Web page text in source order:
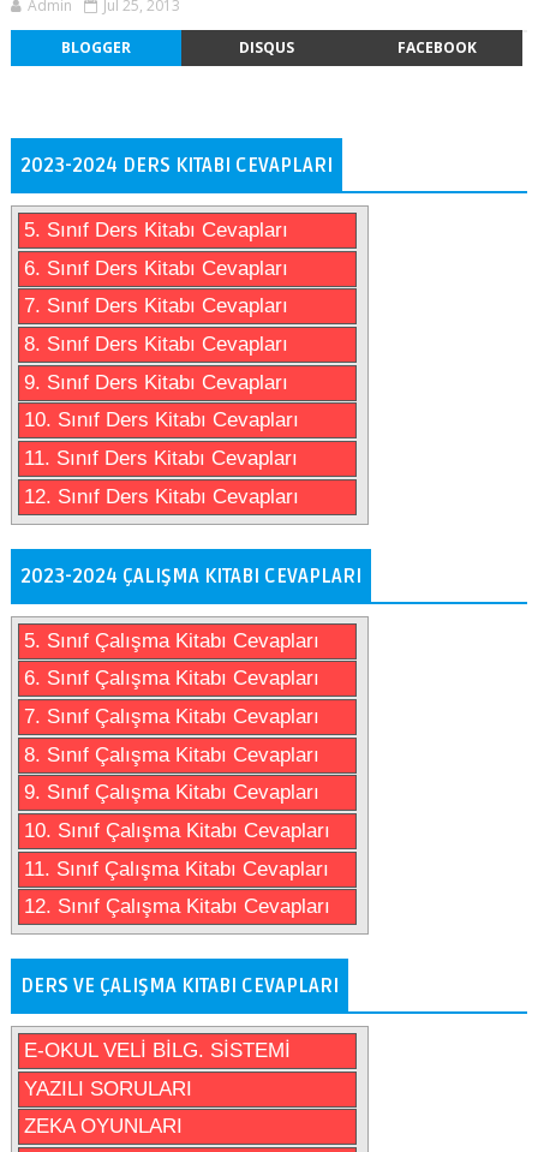
Admin Jul 25, 2013
BLOGGER DISQUS FACEBOOK
2023-2024 DERS KITABI CEVAPLARI
5. Sınıf Ders Kitabı Cevapları
6. Sınıf Ders Kitabı Cevapları
7. Sınıf Ders Kitabı Cevapları
8. Sınıf Ders Kitabı Cevapları
9. Sınıf Ders Kitabı Cevapları
10. Sınıf Ders Kitabı Cevapları
11. Sınıf Ders Kitabı Cevapları
12. Sınıf Ders Kitabı Cevapları
2023-2024 ÇALIŞMA KITABI CEVAPLARI
5. Sınıf Çalışma Kitabı Cevapları
6. Sınıf Çalışma Kitabı Cevapları
7. Sınıf Çalışma Kitabı Cevapları
8. Sınıf Çalışma Kitabı Cevapları
9. Sınıf Çalışma Kitabı Cevapları
10. Sınıf Çalışma Kitabı Cevapları
11. Sınıf Çalışma Kitabı Cevapları
12. Sınıf Çalışma Kitabı Cevapları
DERS VE ÇALIŞMA KITABI CEVAPLARI
E-OKUL VELİ BİLG. SİSTEMİ
YAZILI SORULARI
ZEKA OYUNLARI